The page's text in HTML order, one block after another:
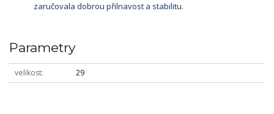
zaručovala dobrou přilnavost a stabilitu.
Parametry
velikost 29